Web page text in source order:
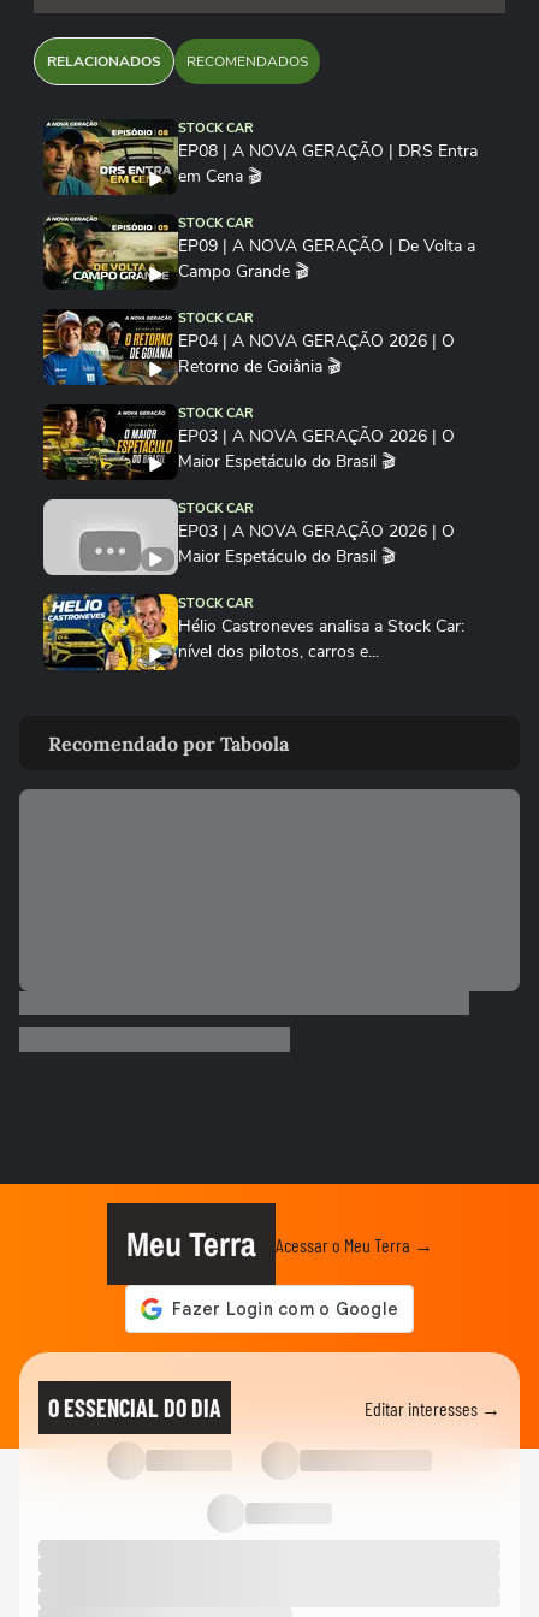
RELACIONADOS RECOMENDADOS
STOCK CAR
EP08 | A NOVA GERAÇÃO | DRS Entra
em Cena 🎬
STOCK CAR
EP09 | A NOVA GERAÇÃO | De Volta a
Campo Grande 🎬
STOCK CAR
EP04 | A NOVA GERAÇÃO 2026 | O
Retorno de Goiânia 🎬
STOCK CAR
EP03 | A NOVA GERAÇÃO 2026 | O
Maior Espetáculo do Brasil 🎬
STOCK CAR
EP03 | A NOVA GERAÇÃO 2026 | O
Maior Espetáculo do Brasil 🎬
STOCK CAR
Hélio Castroneves analisa a Stock Car:
nível dos pilotos, carros e...
equipe após pódio na Stock...
STOCK CAR
Dupla de sósias faz sucesso...
Alfredinho Ibiapina comemora pódio na
corrida sprint da Stock Car...
Leo Reis comemora 1ª vitória na Stock
Car e fala sobre disputa com...
Virou passageiro: Daniel Serra bate forte
em treino...
Recomendado por Taboola
Meu Terra Acessar o Meu Terra →
O ESSENCIAL DO DIA Editar interesses →